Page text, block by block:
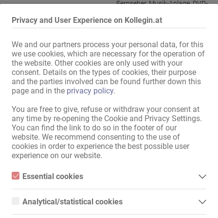
Privacy and User Experience on Kollegin.at
We and our partners process your personal data, for this
we use cookies, which are necessary for the operation of
the website. Other cookies are only used with your
consent. Details on the types of cookies, their purpose
and the parties involved can be found further down this
page and in the privacy policy.
You are free to give, refuse or withdraw your consent at
any time by re-opening the Cookie and Privacy Settings.
You can find the link to do so in the footer of our
website. We recommend consenting to the use of
cookies in order to experience the best possible user
experience on our website.
Essential cookies
Essential cookies are all cookies necessary for the operation of
function properly without these cookies.
Analytical/statistical cookies
Analytical or statistical cookies are cookies that are used to
Fernseher,Musik-Anlage,DVD-
Waschbecken,Dusche
im Haus:
Waschmaschine,Trockner
Küche:
Einbauküche,alleinige
Nutzung,mit Sitz- und
Essmöglichkeit
Bad:
alleinige Nutzung
Gästebereich:
Garten,Whirlpool,
Themenzimmer
Außendarstellung / Zugang:
diskretes Haus,diskreter
Garage / Stellplatz inklusive: